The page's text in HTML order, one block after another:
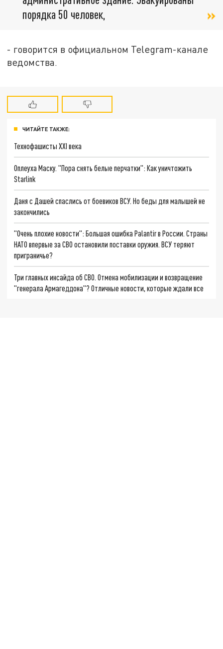
порядка 50 человек,
- говорится в официальном Telegram-канале
ведомства.
ЧИТАЙТЕ ТАКЖЕ:
Технофашисты XXI века
Оплеуха Маску. "Пора снять белые перчатки": Как уничтожить
Starlink
Даня с Дашей спаслись от боевиков ВСУ. Но беды для малышей не
закончились
"Очень плохие новости": Большая ошибка Palantir в России. Страны
НАТО впервые за СВО остановили поставки оружия. ВСУ теряют
приграничье?
Три главных инсайда об СВО. Отмена мобилизации и возвращение
"генерала Армагеддона"? Отличные новости, которые ждали все